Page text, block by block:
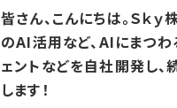
皆さん、こんにちは。Ｓｋ
のAI活用など、AIにまつ
ェントなどを自社開発し、
します！